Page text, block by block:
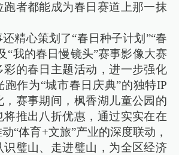
跑者都能成为春日赛道上那一抹
精心策划了“春日种子计划”“春
“我的春日慢镜头”赛事影像大赛
彩的春日主题活动，进一步强化
跑作为“城市春日庆典”的独特IP
，赛事期间，枫香湖儿童公园的
将推出八折优惠，通过实实在在
“体育+文旅”产业的深度联动，
识璧山、走进璧山，为全区经济